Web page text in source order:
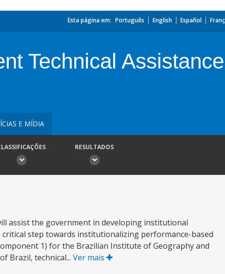
Esta página em: Português English Español
Technical
E MÍDIA
RESULTADOS
assist the government in developing institutional
step towards institutionalizing performance-based
1) for the Brazilian Institute of Geography and
Brazil, technical... Ver mais